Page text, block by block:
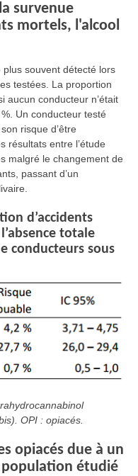
survenue
mortels, l'alcool
souvent détecté lors
testées. La proportion
aucun conducteur n’était
Un conducteur testé
risque d’être
résultats entre l’étude
malgré le changement de
passant d’un
d’accidents
totale
conducteurs sous
OPI : opiacés.
opiacés due à un
étudié